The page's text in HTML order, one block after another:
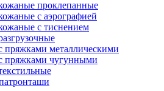
проклепанные
с аэрографией
с тиснением
пряжками металлическими
пряжками чугунными